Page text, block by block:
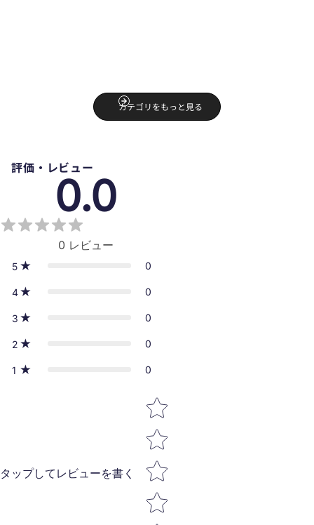
YCB4021
¥110
カテゴリをもっと見る
評価・レビュー
0.0
0 レビュー
5 0
4 0
3 0
2 0
1 0
タップしてレビューを書く
Star rating